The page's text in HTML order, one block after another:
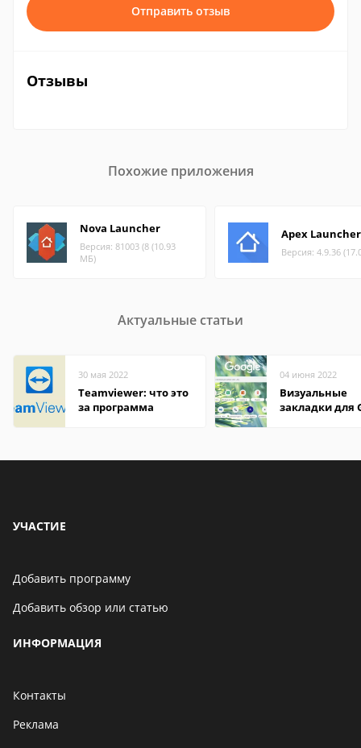
Отправить отзыв
Отзывы
Похожие приложения
Nova Launcher
Версия: 81003 (8 (10.93
МБ)
Apex Launcher
Версия: 4.9.36
Актуальные статьи
30 мая 2022
Teamviewer: что это
за программа
04 июня 2022
Визуальные
закладки для
УЧАСТИЕ
Добавить программу
Добавить обзор или статью
ИНФОРМАЦИЯ
Контакты
Реклама